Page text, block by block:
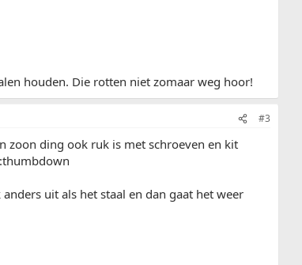
houden. Die rotten niet zomaar weg hoor!
#3
zoon ding ook ruk is met schroeven en kit
uit als het staal en dan gaat het weer